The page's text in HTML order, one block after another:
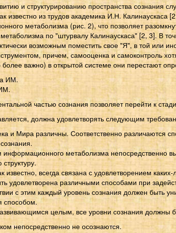
и структурированию пространства сознания
из трудов академика И.Н. Калинаускаса
метаболизма (рис. 2), что позволяет
по "штурвалу Калинаускаса" [2, 3]. В
возможным поместить свое "Я", в той или
причем, самооценка и самоконтроль
важно) в открытой системе они перестают
частью сознания позволяет перейти к
должна удовлетворять следующим
и Мира различны. Соответственно различаются
метаболизма непосредственно
известно, всегда связана с удовлетворением
удовлетворена различными способами при
с этим каждый уровень сознания должен быть
способом.
целым, все уровни сознания должны
непосредственно не осознаются.